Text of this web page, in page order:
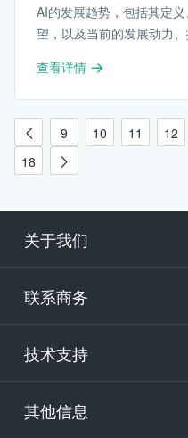
AI的发展趋势，包括其定
望，以及当前的发展动力、
查看详情
9 10 11 12
18
关于我们
联系商务
技术支持
其他信息